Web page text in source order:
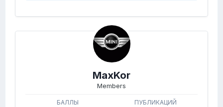
MaxKor
Members
БАЛЛЫ ПУБЛИКАЦИЙ